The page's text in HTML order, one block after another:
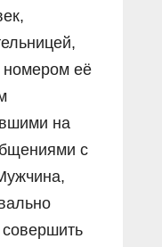
номером её
на
с